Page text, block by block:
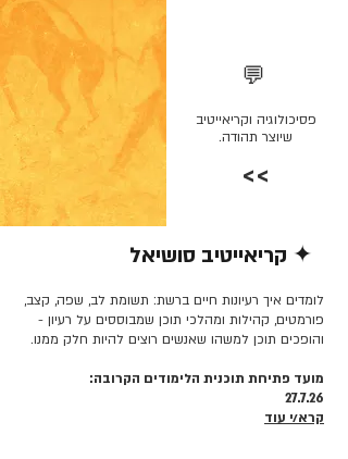
💬
פסיכולוגיה וקריאייטיב
שיוצר תהודה.
>>
✦ קריאייטיב סושיאל
לומדים איך רעיונות חיים ברשת: תשומת לב, שפה, קצב,
פורמטים, קהילות ומהלכי תוכן שמבוססים על רעיון -
והופכים תוכן למשהו שאנשים רוצים להיות חלק ממנו.
מועד פתיחת תוכנית הלימודים הקרובה:
27.7.26
קרא/י עוד